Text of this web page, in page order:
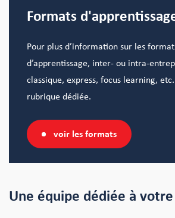
Formats
Pour plus d’information sur les
d’apprentissage, inter- ou intra-
classique, express, focus learning,
rubrique dédiée.
voir les formats
Une équipe dédiée à